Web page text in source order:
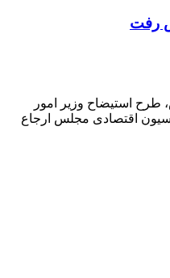
رفت
استیضاح وزیر امور
۸۹ امضا به کمیسیون اقتصادی مجلس ارجاع